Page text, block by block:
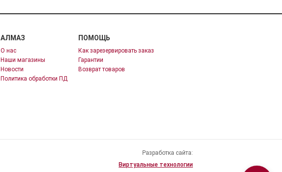
АЛМАЗ
О нас
Наши магазины
Новости
Политика обработки ПД
ПОМОЩЬ
Как зарезервировать заказ
Гарантии
Возврат товаров
Разработка сайта:
Виртуальные технологии